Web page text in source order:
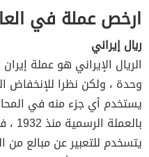
ارخص عملة في
ريال إيراني
وحدة ، ولكن نظرا للإنخفاض
يستخدم أي جزء منه في
يتسخدم للتعبير عن مبالع من